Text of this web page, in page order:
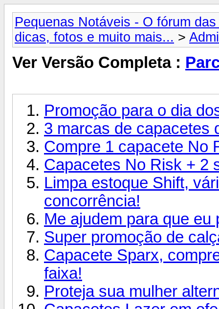
Pequenas Notáveis - O fórum
dicas, fotos e muito mais... >
Ver Versão Completa :
Promoção para o dia
3 marcas de capacetes
Compre 1 capacete No
Capacetes No Risk + 2
Limpa estoque Shift,
concorrência!
Me ajudem para que
Super promoção de
Capacete Sparx,
faixa!
Proteja sua mulher